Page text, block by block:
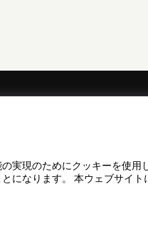
実現のためにクッキーを使用
になります。 本ウェブサイト